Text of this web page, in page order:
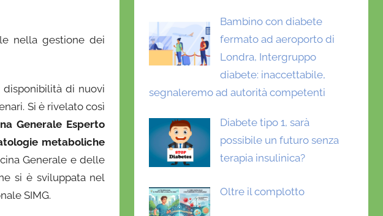
nella gestione dei
disponibilità di nuovi
Si è rivelato così
Generale Esperto
metaboliche
Generale e delle
si è sviluppata nel
SIMG.
Bambino con diabete
fermato ad aeroporto di
Londra, Intergruppo
diabete: inaccettabile,
segnaleremo ad autorità competenti
Diabete tipo 1, sarà
possibile un futuro senza
terapia insulinica?
Oltre il complotto